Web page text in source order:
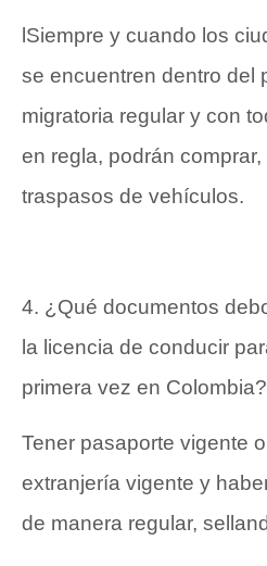
lSiempre y cuando los
se encuentren dentro del
migratoria regular y con
en regla, podrán
traspasos de vehículos.
4. ¿Qué documentos
la licencia de conducir
primera vez en Colombia?
Tener pasaporte vigente
extranjería vigente y
de manera regular,